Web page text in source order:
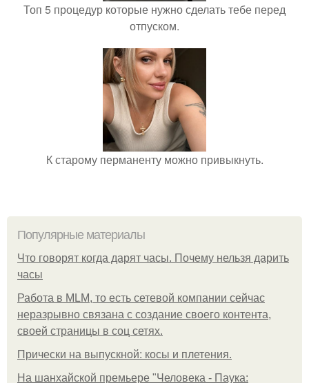
Топ 5 процедур которые нужно сделать тебе перед
отпуском.
К старому перманенту можно привыкнуть.
Популярные материалы
Что говорят когда дарят часы. Почему нельзя дарить
часы
Работа в MLM, то есть сетевой компании сейчас
неразрывно связана с создание своего контента,
своей страницы в соц сетях.
Прически на выпускной: косы и плетения.
На шанхайской премьере "Человека - Паука: